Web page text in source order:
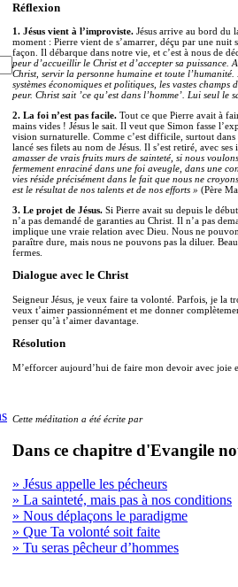
Réflexion
1. Jésus vient à l’improviste. Jésus arrive au bord du
moment : Pierre vient de s’amarrer, déçu par une nuit
façon. Il débarque dans notre vie, et c’est à nous de
peur d’accueillir le Christ et d’accepter sa puissance.
Christ, servir la personne humaine et toute l’humanité.
systèmes économiques et politiques, les vastes
peur. Christ sait ’ce qu’est dans l’homme’. Lui seul le
2. La foi n’est pas facile. Tout ce que Pierre avait à
mains vides ! Jésus le sait. Il veut que Simon fasse
vision surnaturelle. Comme c’est difficile, surtout
lancé ses filets au nom de Jésus. Il s’est retiré, avec
amasser de vrais fruits murs de sainteté, si nous
fermement enraciné dans une foi aveugle, dans une
vies réside précisément dans le fait que nous ne
est le résultat de nos talents et de nos efforts » (Père
3. Le projet de Jésus. Si Pierre avait su depuis le
n’a pas demandé de garanties au Christ. Il n’a pas
implique une vraie relation avec Dieu. Nous ne
paraître dure, mais nous ne pouvons pas la diluer.
fermes.
Dialogue avec le Christ
Seigneur Jésus, je veux faire ta volonté. Parfois, je la
veux t’aimer passionnément et me donner
penser qu’à t’aimer davantage.
Résolution
M’efforcer aujourd’hui de faire mon devoir avec joie
Cette méditation a été écrite par
Dans ce chapitre d'Evangile
» Jésus appelle les pécheurs
» La sainteté, mais pas à nos conditions
» Nous déplaçons le paradigme
» Que Ta volonté soit faite
» Tu seras pêcheur d’hommes